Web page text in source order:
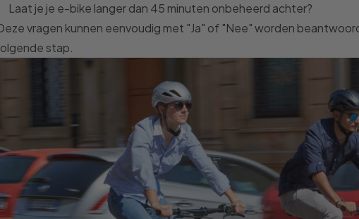
Laat je je e-bike langer dan 45 minuten onbeheerd achter?
vragen kunnen eenvoudig met "Ja" of "Nee" worden
stap.